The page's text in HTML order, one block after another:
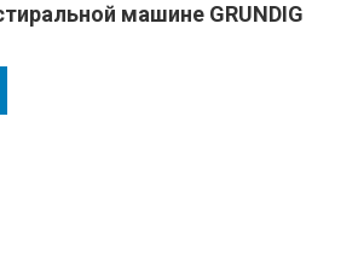
машине GRUNDIG